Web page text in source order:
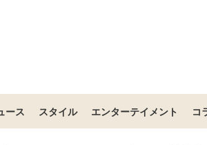
ース スタイル エンターテイメント コ